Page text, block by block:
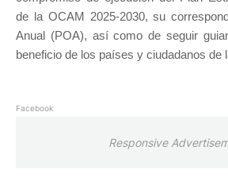
de la OCAM 2025-2030, su
Anual (POA), así como de seguir
beneficio de los países y ciudadanos de
Facebook
Responsive